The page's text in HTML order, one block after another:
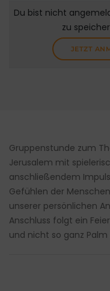
Du bist nicht
zu
JETZT
Gruppenstunde zum
Jerusalem mit
anschließendem
Gefühlen der
unserer persönlichen
Anschluss folgt ein
und nicht so ganz Palm